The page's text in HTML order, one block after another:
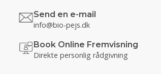
Send en e-mail
info@bio-pejs.dk
Book Online Fremvisning
Direkte personlig rådgivning